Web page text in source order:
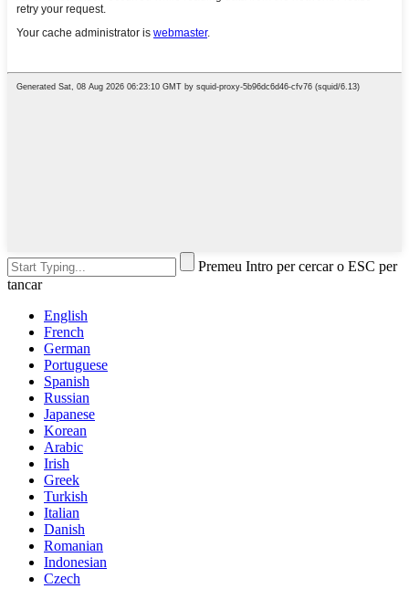
Premeu Intro per cercar o ESC per
tancar
English
French
German
Portuguese
Spanish
Russian
Japanese
Korean
Arabic
Irish
Greek
Turkish
Italian
Danish
Romanian
Indonesian
Czech